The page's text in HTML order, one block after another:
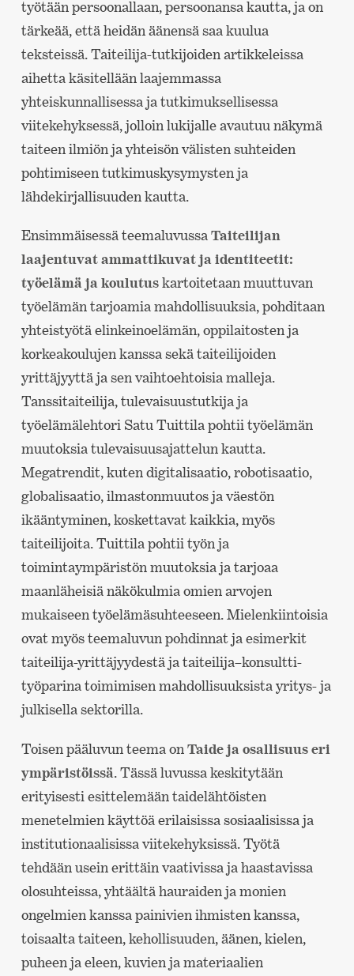
työtään persoonallaan, persoonansa kautta, ja on
tärkeää, että heidän äänensä saa kuulua
teksteissä. Taiteilija-tutkijoiden artikkeleissa
aihetta käsitellään laajemmassa
yhteiskunnallisessa ja tutkimuksellisessa
viitekehyksessä, jolloin lukijalle avautuu näkymä
taiteen ilmiön ja yhteisön välisten suhteiden
pohtimiseen tutkimuskysymysten ja
lähdekirjallisuuden kautta.
Ensimmäisessä teemaluvussaTaiteilijan
laajentuvat ammattikuvat ja identiteetit:
työelämä ja koulutuskartoitetaan muuttuvan
työelämän tarjoamia mahdollisuuksia, pohditaan
yhteistyötä elinkeinoelämän, oppilaitosten ja
korkeakoulujen kanssa sekä taiteilijoiden
yrittäjyyttä ja sen vaihtoehtoisia malleja.
Tanssitaiteilija, tulevaisuustutkija ja
työelämälehtori Satu Tuittila pohtii työelämän
muutoksia tulevaisuusajattelun kautta.
Megatrendit, kuten digitalisaatio, robotisaatio,
globalisaatio, ilmastonmuutos ja väestön
ikääntyminen, koskettavat kaikkia, myös
taiteilijoita. Tuittila pohtii työn ja
toimintaympäristön muutoksia ja tarjoaa
maanläheisiä näkökulmia omien arvojen
mukaiseen työelämäsuhteeseen. Mielenkiintoisia
ovat myös teemaluvun pohdinnat ja esimerkit
taiteilija-yrittäjyydestä ja taiteilija­–konsultti-
työparina toimimisen mahdollisuuksista yritys- ja
julkisella sektorilla.
Toisen pääluvun teema on Taide ja osallisuus eri
ympäristöissä. Tässä luvussa keskitytään
erityisesti esittelemään taidelähtöisten
menetelmien käyttöä erilaisissa sosiaalisissa ja
institutionaalisissa viitekehyksissä. Työtä
tehdään usein erittäin vaativissa ja haastavissa
olosuhteissa, yhtäältä hauraiden ja monien
ongelmien kanssa painivien ihmisten kanssa,
toisaalta taiteen, kehollisuuden, äänen, kielen,
puheen ja eleen, kuvien ja materiaalien